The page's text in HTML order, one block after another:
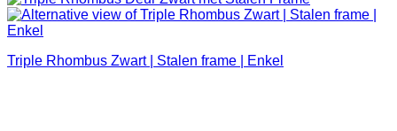
Triple Rhombus Zwart | Stalen frame | Enkel